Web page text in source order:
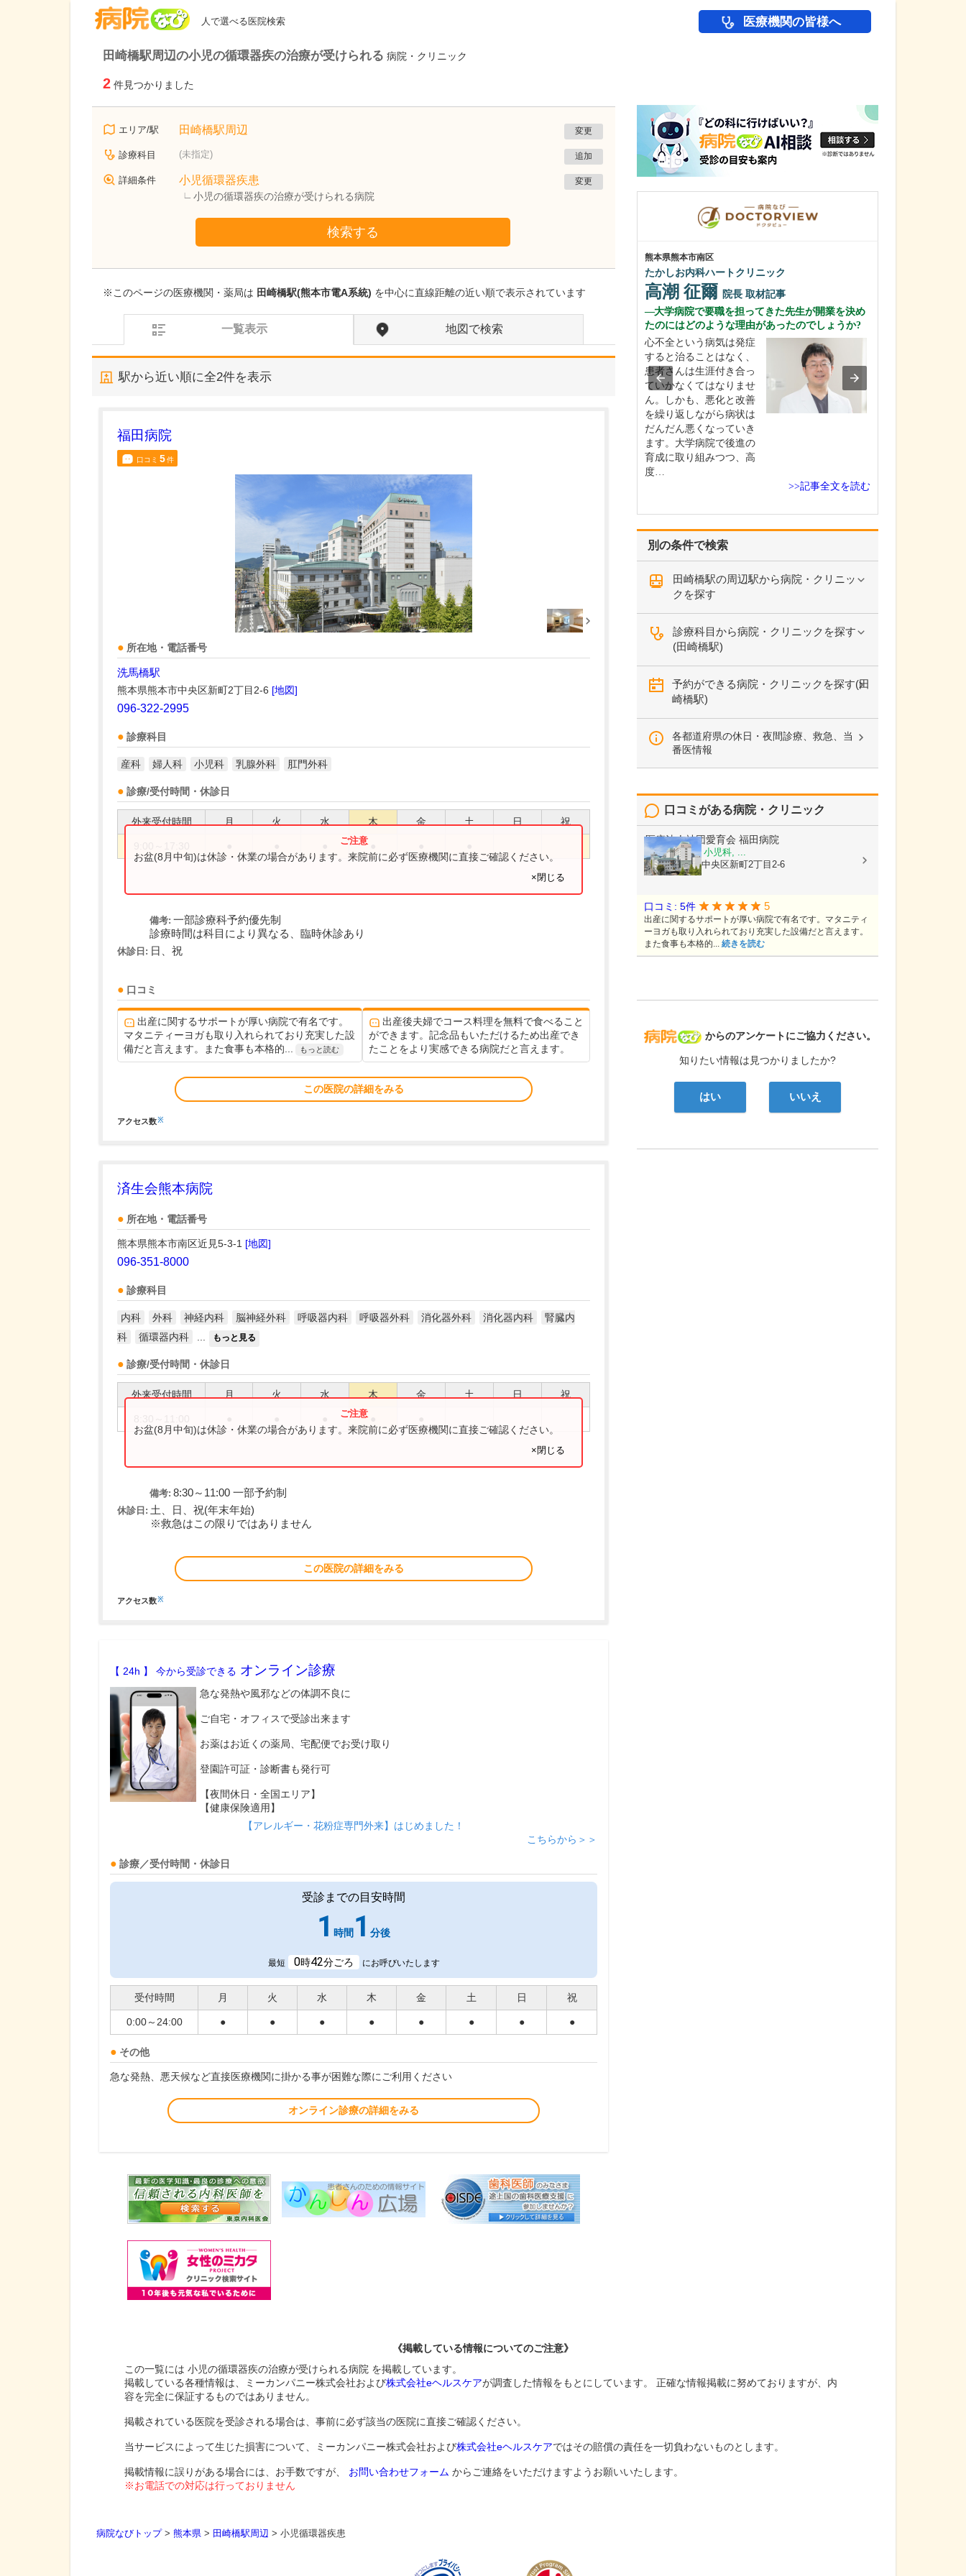
人で選べる医院検索 医療機関の皆様へ
田崎橋駅周辺の小児の循環器疾の治療が受けられる 病院・クリニック
2 件見つかりました
エリア/駅 田崎橋駅周辺 変更
診療科目 (未指定) 追加
詳細条件 小児循環器疾患
小児の循環器疾の治療が受けられる病院
変更
検索する
※このページの医療機関・薬局は 田崎橋駅(熊本市電A系統) を中心に直線距離の近い順で表示されています
一覧表示 地図で検索
駅から近い順に全2件を表示
福田病院
口コミ 5件
所在地・電話番号
洗馬橋駅
熊本県熊本市中央区新町2丁目2-6 [地図]
096-322-2995
診療科目
産科 婦人科 小児科 乳腺外科 肛門外科
診療/受付時間・休診日
外来受付時間 月 火 水 木 金 土 日 祝
お盆(8月中旬)は休診・休業の場合があります。来院前に必ず医療機関に直接ご確認ください。
×閉じる
備考: 一部診療科予約優先制
診療時間は科目により異なる、臨時休診あり
休診日: 日、祝
口コミ
出産に関するサポートが厚い病院で有名です。
マタニティーヨガも取り入れられており充実した設
備だと言えます。また食事も本格的...
もっと読む
出産後夫婦でコース料理を無料で食べること
ができます。記念品もいただけるため出産でき
たことをより実感できる病院だと言えます。
この医院の詳細をみる
アクセス数※
済生会熊本病院
所在地・電話番号
熊本県熊本市南区近見5-3-1 [地図]
096-351-8000
診療科目
内科 外科 神経内科 脳神経外科 呼吸器内科 呼吸器外科 消化器外科 消化器内科
腎臓内
科
循環器内科 もっと見る
診療/受付時間・休診日
外来受付時間 月 火 水 木 金 土 日 祝
お盆(8月中旬)は休診・休業の場合があります。来院前に必ず医療機関に直接ご確認ください。
×閉じる
備考: 8:30～11:00 一部予約制
休診日: 土、日、祝(年末年始)
※救急はこの限りではありません
この医院の詳細をみる
アクセス数※
【 24h 】 今から受診できる オンライン診療
急な発熱や風邪などの体調不良に
ご自宅・オフィスで受診出来ます
お薬はお近くの薬局、宅配便でお受け取り
登園許可証・診断書も発行可
【夜間休日・全国エリア】
【健康保険適用】
【アレルギー・花粉症専門外来】はじめました！
こちらから＞＞
診療／受付時間・休診日
受診までの目安時間
1 時間 1 分後
最短 0時42分ごろ にお呼びいたします
受付時間 月 火 水 木 金 土 日 祝
0:00～24:00 ● ● ● ● ● ● ● ●
その他
急な発熱、悪天候など直接医療機関に掛かる事が困難な際にご利用ください
オンライン診療の詳細をみる
別の条件で検索
田崎橋駅の周辺駅から病院・クリニッ
クを探す
診療科目から病院・クリニックを探す
(田崎橋駅)
予約ができる病院・クリニックを探す(田
崎橋駅)
各都道府県の休日・夜間診療、救急、当
番医情報
病院なび
からのアンケートにご協力ください。
知りたい情報は見つかりましたか?
はい いいえ
口コミがある病院・クリニック
医療法人社団愛育会 福田病院
産科, 婦人科, 小児科, ...
熊本県熊本市中央区新町2丁目2-6
口コミ: 5件 5
出産に関するサポートが厚い病院で有名です。マタニティ
ーヨガも取り入れられており充実した設備だと言えます。
また食事も本格的... 続きを読む
熊本県熊本市南区
たかしお内科ハートクリニック
高潮 征爾 院長 取材記事
大学病院で要職を担ってきた先生が開業を決め
たのにはどのような理由があったのでしょうか?
心不全という病気は発症
すると治ることはなく、
患者さんは生涯付き合っ
ていかなくてはなりませ
ん。しかも、悪化と改善
を繰り返しながら病状は
だんだん悪くなっていき
ます。大学病院で後進の
育成に取り組みつつ、高
度…
>>記事全文を読む
須賀医院 駅前ハートクリニック
玉那覇 雄介院長取材記事
ような診療の流れで対応されているのでしょう
まずは丁寧な問診から始
患…
《掲載している情報についてのご注意》
この一覧には 小児の循環器疾の治療が受けられる病院 を掲載しています。
掲載している各種情報は、ミーカンパニー株式会社および株式会社eヘルスケアが調査した情報をもとにしています。 正確な情報掲載に努めておりますが、内
容を完全に保証するものではありません。
掲載されている医院を受診される場合は、事前に必ず該当の医院に直接ご確認ください。
当サービスによって生じた損害について、ミーカンパニー株式会社および株式会社eヘルスケアではその賠償の責任を一切負わないものとします。
掲載情報に誤りがある場合には、お手数ですが、 お問い合わせフォーム からご連絡をいただけますようお願いいたします。
※お電話での対応は行っておりません
病院なびトップ> 熊本県 > 田崎橋駅周辺 > 小児循環器疾患